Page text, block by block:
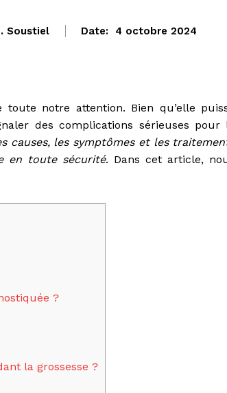
Soustiel Date: 4 octobre 2024
notre attention. Bien qu’elle
des complications sérieuses pour
causes, les symptômes et les
en toute sécurité. Dans cet article,
?
la grossesse ?